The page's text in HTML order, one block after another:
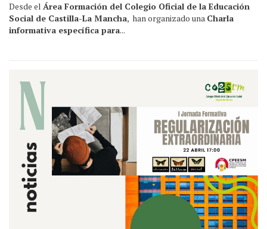
Desde el Área Formación del Colegio Oficial de la Educación
Social de Castilla-La Mancha, han organizado una Charla
informativa específica para...